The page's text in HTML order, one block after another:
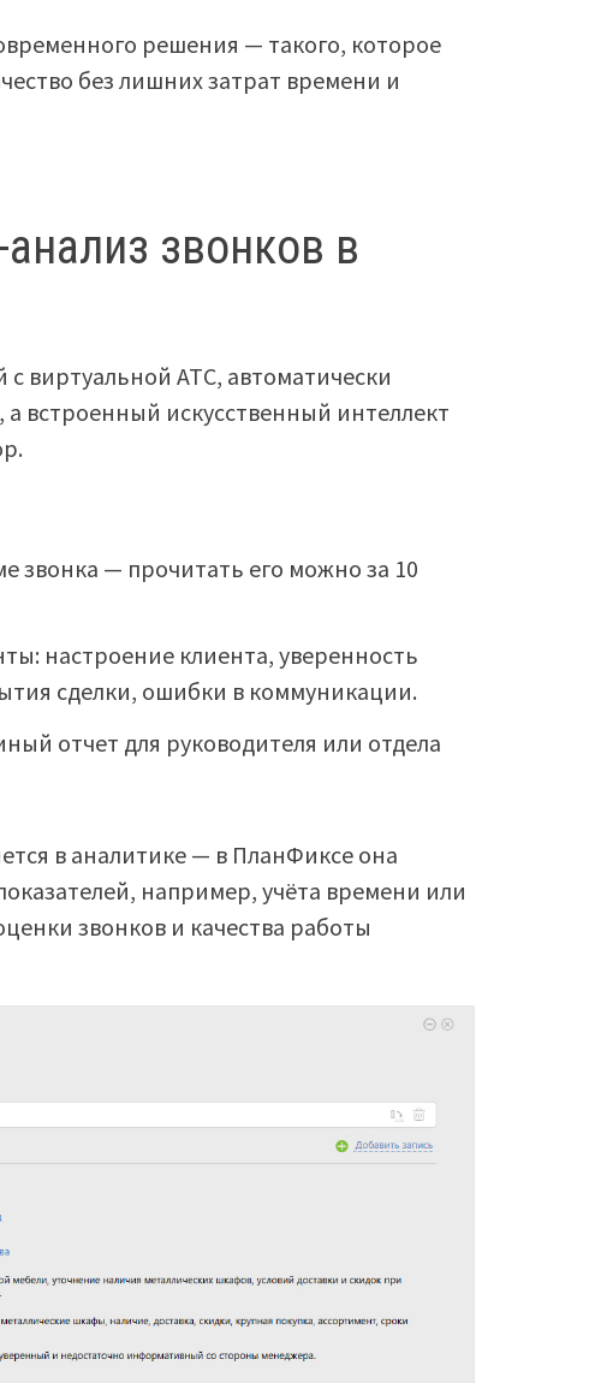
решения — такого, которое
без лишних затрат времени и
звонков в
виртуальной АТС, автоматически
а встроенный искусственный интеллект
звонка — прочитать его можно за 10
настроение клиента, уверенность
сделки, ошибки в коммуникации.
отчет для руководителя или отдела
в аналитике — в ПланФиксе она
например, учёта времени или
звонков и качества работы